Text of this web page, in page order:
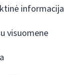
informacija
visuomene